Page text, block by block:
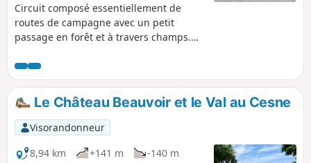
Circuit composé essentiellement de
routes de campagne avec un petit
passage en forêt et à travers champs.
campagne Cauchoise.
Le Château Beauvoir et le Val au Cesne
Visorandonneur
8,94 km
+141 m
-140 m